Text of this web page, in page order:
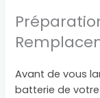
Avant de vous
batterie de votre